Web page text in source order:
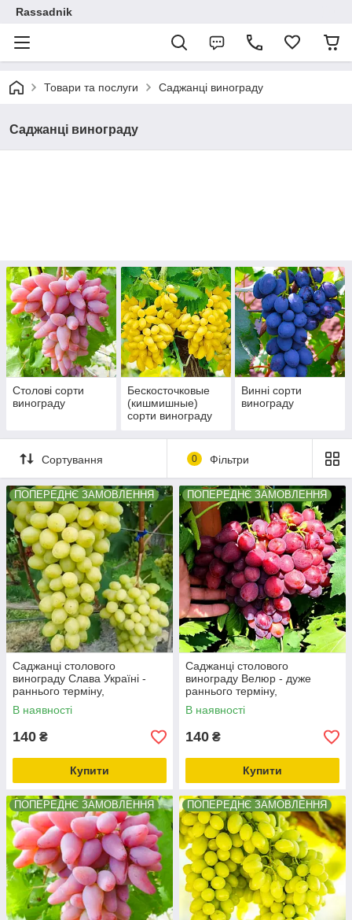
Rassadnik
Товари та послуги Саджанці винограду
Саджанці винограду
Столові сорти
винограду
Бескосточковые
(кишмишные)
сорти винограду
Винні сорти
винограду
Сортування 0 Фільтри
ПОПЕРЕДНЄ ЗАМОВЛЕННЯ
Саджанці столового
винограду Слава Україні -
раннього терміну,
великоплідний, зимостійкий
В наявності
140 ₴
Купити
ПОПЕРЕДНЄ ЗАМОВЛЕННЯ
Саджанці столового
винограду Велюр - дуже
раннього терміну,
великоплідний,
морозостійкий
В наявності
140 ₴
Купити
ПОПЕРЕДНЄ ЗАМОВЛЕННЯ ПОПЕРЕДНЄ ЗАМОВЛЕННЯ